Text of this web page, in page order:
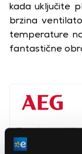
Electrolux Lehel Kft.
www.aeg.hu
1133, Budapest,
kada uključite
brzina
temperature
fantastične